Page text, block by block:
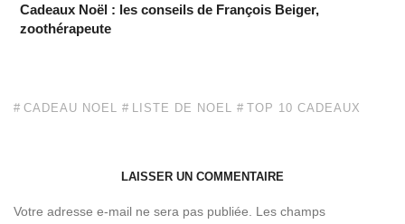
Cadeaux Noël : les conseils de François Beiger,
zoothérapeute
CADEAU NOEL LISTE DE NOEL TOP 10 CADEAUX
LAISSER UN COMMENTAIRE
Votre adresse e-mail ne sera pas publiée.
Les champs